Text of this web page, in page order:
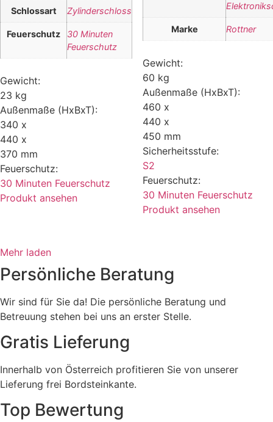
Schlossart Zylinderschloss
Feuerschutz
30 Minuten
Feuerschutz
Gewicht:
23 kg
Außenmaße (HxBxT):
340 x
440 x
370 mm
Feuerschutz:
30 Minuten Feuerschutz
Produkt ansehen
Marke Rottner
Gewicht:
60 kg
Außenmaße (HxBxT):
460 x
440 x
450 mm
Sicherheitsstufe:
S2
Feuerschutz:
30 Minuten Feuerschutz
Produkt ansehen
Mehr laden
Persönliche Beratung
Wir sind für Sie da! Die persönliche Beratung und
Betreuung stehen bei uns an erster Stelle.
Gratis Lieferung
Innerhalb von Österreich profitieren Sie von unserer
Lieferung frei Bordsteinkante.
Top Bewertung